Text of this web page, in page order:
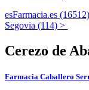
esFarmacia.es
Segovia (114) >
Cerezo de
Farmacia Caballero